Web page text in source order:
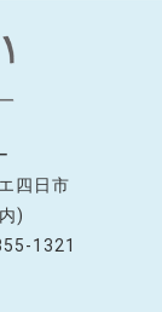
四日市
)
1321